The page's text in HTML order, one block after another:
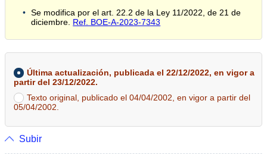
Se modifica por el art. 22.2 de la Ley 11/2022, de 21 de
diciembre. Ref. BOE-A-2023-7343
Última actualización, publicada el 22/12/2022, en vigor a
partir del 23/12/2022.
Texto original, publicado el 04/04/2002, en vigor a partir del
05/04/2002.
Subir